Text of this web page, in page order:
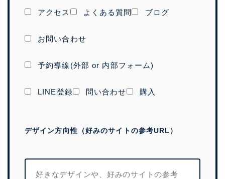
アクセス よくある質問 ブログ
お問い合わせ
予約導線(外部 or 内部フォーム)
LINE登録 問い合わせ 購入
デザイン方向性（好みのサイトの参考URL）